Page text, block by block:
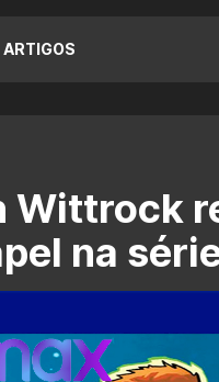
ARTIGOS
Wittrock
na